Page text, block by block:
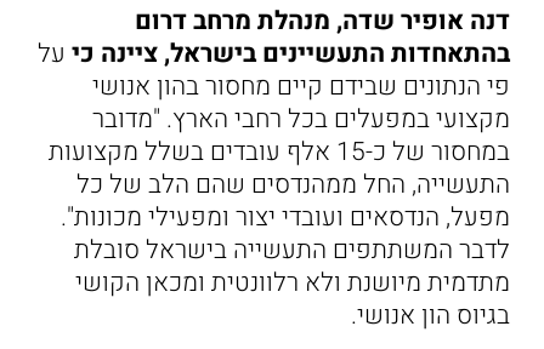
דנה אופיר שדה, מנהלת מרחב דרום
בהתאחדות התעשיינים בישראל, ציינה כיעל
פי הנתונים שבידם קיים מחסור בהון אנושי
מקצועי במפעלים בכל רחבי הארץ. "מדובר
במחסור של כ-15 אלף עובדים בשלל מקצועות
התעשייה, החל ממהנדסים שהם הלב של כל
מפעל, הנדסאים ועובדי יצור ומפעילי מכונות".
לדבר המשתתפים התעשייה בישראל סובלת
מתדמית מיושנת ולא רלוונטית ומכאן הקושי
בגיוס הון אנושי.